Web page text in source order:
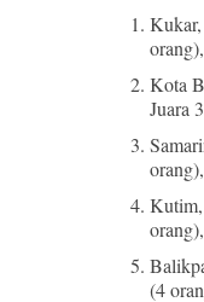
Kota
Juara
Kutim,
(4